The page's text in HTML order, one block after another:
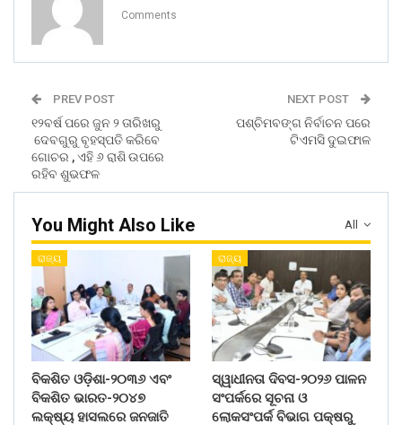
Comments
PREV POST
୧୨ବର୍ଷ ପରେ ଜୁନ ୨ ତାରିଖରୁ
ଦେବଗୁରୁ ବୃହସ୍ପତି କରିବେ
ଗୋଚର , ଏହି ୬ ରାଶି ଉପରେ
ରହିବ ଶୁଭଫଳ
NEXT POST
ପଶ୍ଚିମବଙ୍ଗ ନିର୍ବାଚନ ପରେ
ଟିଏମସି ଦୁଇଫାଳ
All
You Might Also Like
ରାଜ୍ୟ
ବିକଶିତ ଓଡ଼ିଶା-୨୦୩୬ ଏବଂ
ବିକଶିତ ଭାରତ-୨୦୪୭
ଲକ୍ଷ୍ୟ ହାସଲରେ ଜନଜାତି
ରାଜ୍ୟ
ସ୍ୱାଧୀନତା ଦିବସ-୨୦୨୬ ପାଳନ
ସଂପର୍କରେ ସୂଚନା ଓ
ଲୋକସଂପର୍କ ବିଭାଗ ପକ୍ଷରୁ